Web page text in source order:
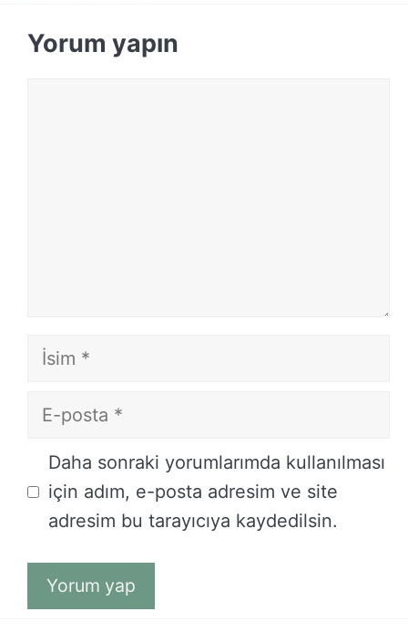
Yorum yapın
İsim
E-
İnternet
sitesi
Daha sonraki yorumlarımda kullanılması
için adım, e-posta adresim ve site
adresim bu tarayıcıya kaydedilsin.